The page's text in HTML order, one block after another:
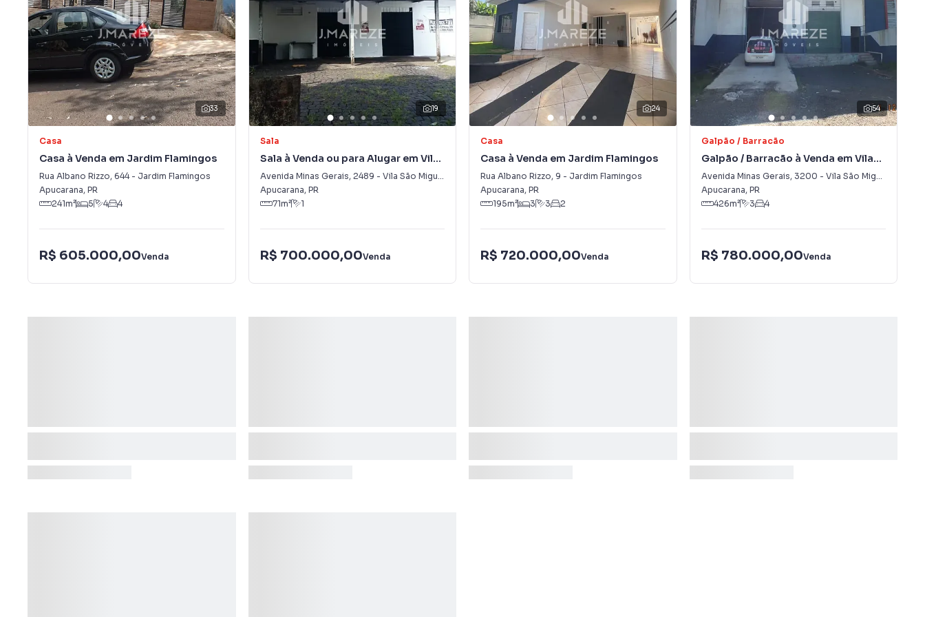
33
Casa
Casa à Venda em Jardim Flamingos
Rua Albano Rizzo, 644- Jardim Flamingos
Apucarana, PR
241m² 5 4 4
R$ 605.000,00Venda
19
Sala
Sala à Venda ou para Alugar em Vila
São Miguel
Avenida Minas Gerais, 2489 - Vila São Miguel
Apucarana, PR
71m² 1
R$ 700.000,00Venda
24
Casa
Casa à Venda em Jardim Flamingos
Rua Albano Rizzo, 9 - Jardim Flamingos
Apucarana, PR
195m² 3 3 2
R$ 720.000,00Venda
54
Galpão / Barracão
Galpão / Barracão à Venda em Vila
São Miguel
Avenida Minas Gerais, 3200 - Vila São Miguel
Apucarana, PR
426m² 3 4
R$ 780.000,00Venda